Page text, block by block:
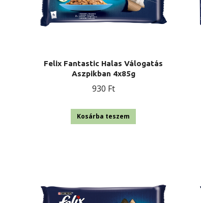
Felix Fantastic Halas Válogatás
Aszpikban 4x85g
930 Ft
Kosárba teszem